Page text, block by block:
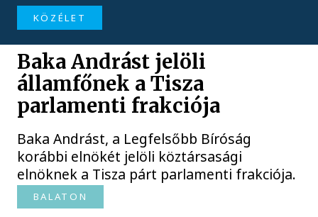
KÖZÉLET
Baka Andrást jelöli
államfőnek a Tisza
parlamenti frakciója
Baka Andrást, a Legfelsőbb Bíróság
korábbi elnökét jelöli köztársasági
elnöknek a Tisza párt parlamenti frakciója.
BALATON